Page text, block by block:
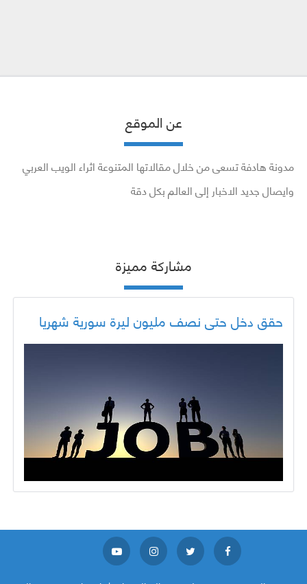
عن الموقع
مدونة هادفة تسعى من خلال مقالاتها المتنوعة اثراء الويب العربي
وايصال جديد الاخبار إلى العالم بكل دقة
مشاركة مميزة
حقق دخل حتى نصف مليون ليرة سورية شهريا